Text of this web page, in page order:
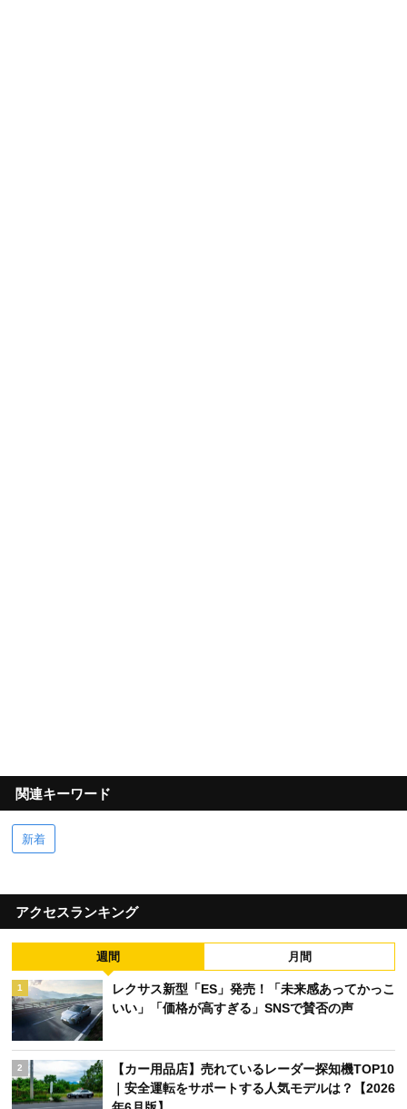
関連キーワード
新着
アクセスランキング
週間 月間
1
レクサス新型「ES」発売！「未来感あってかっこ
いい」「価格が高すぎる」SNSで賛否の声
2
【カー用品店】売れているレーダー探知機TOP10
｜安全運転をサポートする人気モデルは？【2026